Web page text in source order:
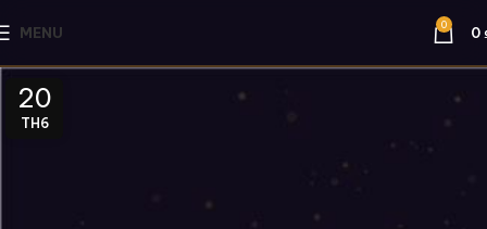
MENU 0 0
20
TH6